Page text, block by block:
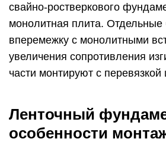
свайно-ростверкового
монолитная плита. Отдельные
вперемежку с монолитными
увеличения сопротивления
части монтируют с
Ленточный
особенности